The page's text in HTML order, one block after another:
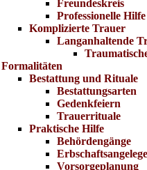
Freundeskreis
Professionelle Hilfe
Komplizierte Trauer
Langanhaltende
Formalitäten
Bestattung und Rituale
Bestattungsarten
Gedenkfeiern
Trauerrituale
Praktische Hilfe
Behördengänge
Vorsorgeplanung